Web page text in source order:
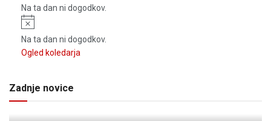
Na ta dan ni dogodkov.
Notice
Na ta dan ni dogodkov.
Ogled koledarja
Zadnje novice